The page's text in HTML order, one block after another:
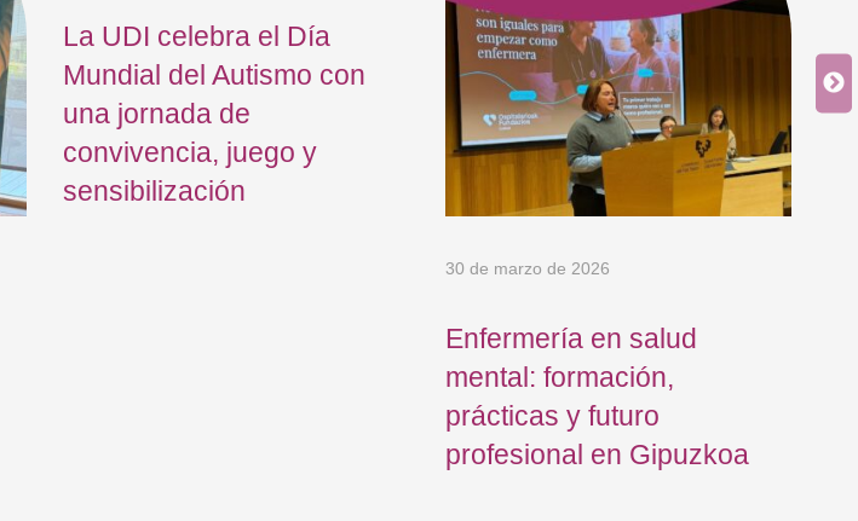
La UDI celebra el Día
Mundial del Autismo con
una jornada de
convivencia, juego y
sensibilización
30 de marzo de 2026
Enfermería en salud
mental: formación,
prácticas y futuro
profesional en Gipuzkoa